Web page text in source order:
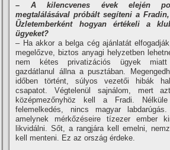
– A kilencvenes évek elején
megtalálásával próbált segí­teni a
Üzletemberként hogyan értékeli a
ügyeket?
– Ha akkor a belga cég ajánlatát
megelőzve, biztos anyagi helyzetben
nem kétes privatizációs ügyek miatt
gazdátlanul állna a pusztában.
időben történt, súlyos vezetői hibák
csapatot. Végtelenül sajnálom, mert
középmezőnyhöz kell a Fradi.
felemelkedés, nincs magyar
amelynek mérkőzéseire tí­zezer ember
likvidálni. Sőt, a rangjára kell emelni,
kell menteni. Ez az ország érdeke.